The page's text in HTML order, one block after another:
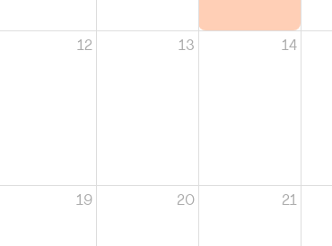
12 13 14
19 20 21